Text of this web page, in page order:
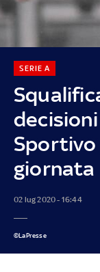
giornata
SERIE A
02 lug 2020 - 16:44
©LaPresse